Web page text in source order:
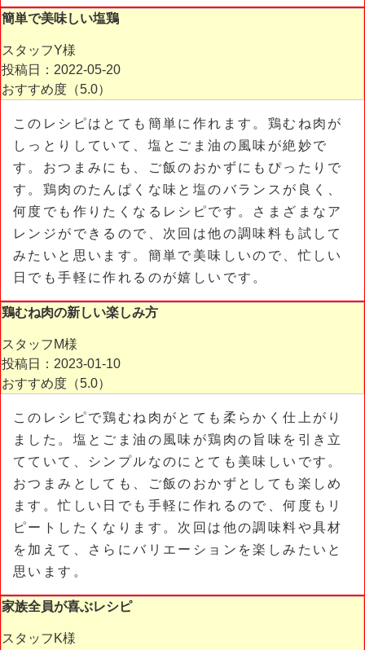
簡単で美味しい塩鶏
スタッフY様
投稿日：2022-05-20
おすすめ度（5.0）
このレシピはとても簡単に作れます。鶏むね肉が
しっとりしていて、塩とごま油の風味が絶妙で
す。おつまみにも、ご飯のおかずにもぴったりで
す。鶏肉のたんぱくな味と塩のバランスが良く、
何度でも作りたくなるレシピです。さまざまなア
レンジができるので、次回は他の調味料も試して
みたいと思います。簡単で美味しいので、忙しい
日でも手軽に作れるのが嬉しいです。
鶏むね肉の新しい楽しみ方
スタッフM様
投稿日：2023-01-10
おすすめ度（5.0）
このレシピで鶏むね肉がとても柔らかく仕上がり
ました。塩とごま油の風味が鶏肉の旨味を引き立
てていて、シンプルなのにとても美味しいです。
おつまみとしても、ご飯のおかずとしても楽しめ
ます。忙しい日でも手軽に作れるので、何度もリ
ピートしたくなります。次回は他の調味料や具材
を加えて、さらにバリエーションを楽しみたいと
思います。
家族全員が喜ぶレシピ
スタッフK様